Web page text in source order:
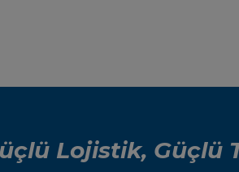
Lojistik, Güçlü